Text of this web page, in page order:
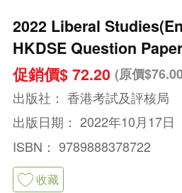
2022 Liberal
HKDSE Question
促銷價$ 72.20 (原價
出版社： 香港考試及評核局
出版日期： 2022年10月17日
ISBN： 9789888378722
收藏